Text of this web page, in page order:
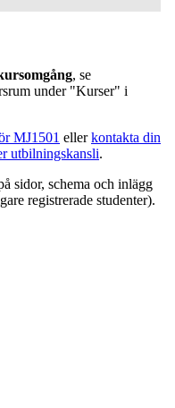
, se
under "Kurser" i
MJ1501 ellerkontakta din
utbilningskansli.
sidor, schema och inlägg
registrerade studenter).